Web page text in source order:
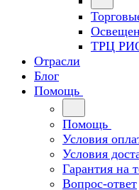
ТРЦ
Отрасли
Блог
Помощь
Помощь
Условия
Условия
Гарантия на
Вопрос-ответ